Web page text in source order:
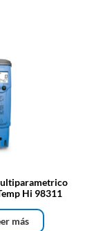
Hi 98311
más